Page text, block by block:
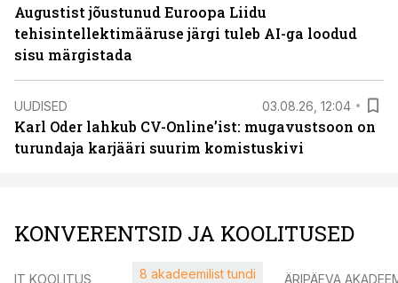
Augustist jõustunud Euroopa Liidu
tehisintellektimääruse järgi tuleb AI-ga loodud
sisu märgistada
UUDISED 03.08.26, 12:04
Karl Oder lahkub CV-Online’ist: mugavustsoon on
turundaja karjääri suurim komistuskivi
KONVERENTSID JA KOOLITUSED
IT KOOLITUS 8 akadeemilist tundi ÄRIPÄEVA